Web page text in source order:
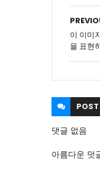
이 이미
을 표현
POST
댓글 없음
아름다운 덧